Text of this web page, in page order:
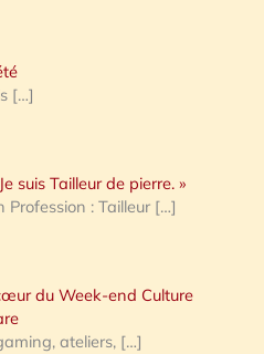
[…]
suis Tailleur de pierre. »
Profession : Tailleur […]
du Week-end Culture
ateliers, […]